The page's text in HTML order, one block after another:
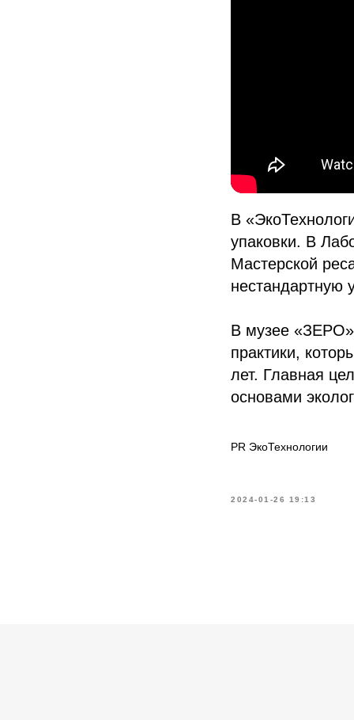
В
упаковки. В
Мастерской
нестандартную
В музее «ЗЕРО»
практики,
лет. Главная
основами
PR ЭкоТехнологии
2024-01-26 19:13